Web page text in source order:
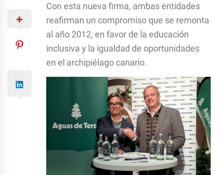
Con esta nueva firma, ambas entidades
reafirman un compromiso que se remonta
al año 2012, en favor de la educación
inclusiva y la igualdad de oportunidades
en el archipiélago canario.